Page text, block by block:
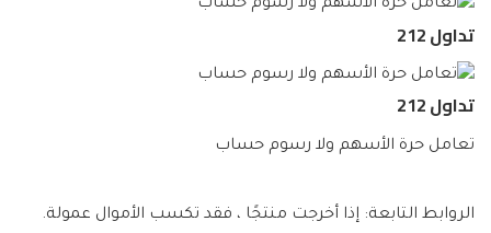
تداول 212
تداول 212
تعامل حرة الأسهم ولا رسوم حساب
الروابط التابعة: إذا أخرجت منتجًا ، فقد تكسب الأموال عمولة.